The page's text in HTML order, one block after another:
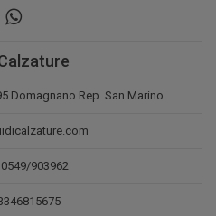
Domagnano Rep. San Marino
903962